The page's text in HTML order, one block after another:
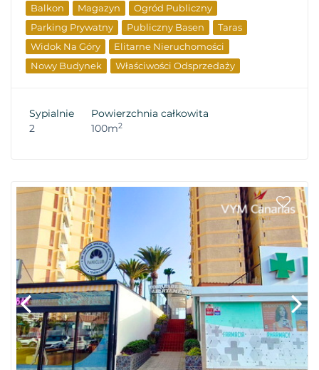
Balkon Magazyn
Ogród Publiczny
Parking Prywatny
Publiczny Basen
Taras
Widok Na Góry
Elitarne Nieruchomości
Nowy Budynek
Właściwości Odsprzedaży
Sypialnie
2
Powierzchnia całkowita
100m2